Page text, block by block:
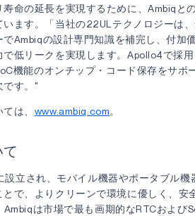
寿命の延長を実現するために、Ambiqと
います。「当社の22ULテクノロジーは
でAmbiqの設計専門知識を補完し、付加
で低リークを実現します。Apollo4で採
機能のオンチップ・コード保存をサポ
です。"
は、 www.ambiq.com。
設立され、モバイル機器やポータブル
とで、よりクリーンで環境に優しく、安
Ambiqは市場で最も画期的なRTCおよび